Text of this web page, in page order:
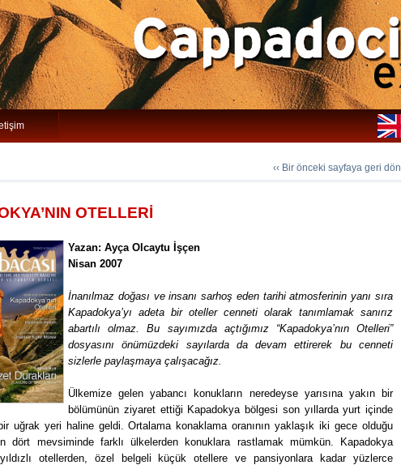
‹‹ Bir önceki sayfaya geri dön
OTELLERİ
Yazan: Ayça Olcaytu İşçen
Nisan 2007
İnanılmaz doğası ve insanı sarhoş eden tarihi atmosferinin yanı sıra
Kapadokya’yı adeta bir oteller cenneti olarak tanımlamak sanırız
abartılı olmaz. Bu sayımızda açtığımız “Kapadokya’nın Otelleri”
dosyasını önümüzdeki sayılarda da devam ettirerek bu cenneti
sizlerle paylaşmaya çalışacağız.
Ülkemize gelen yabancı konukların neredeyse yarısına yakın bir
bölümünün ziyaret ettiği Kapadokya bölgesi son yıllarda yurt içinde
uğrak yeri haline geldi. Ortalama konaklama oranının yaklaşık iki gece olduğu
dört mevsiminde farklı ülkelerden konuklara rastlamak mümkün. Kapadokya
otellerden, özel belgeli küçük otellere ve pansiyonlara kadar yüzlerce